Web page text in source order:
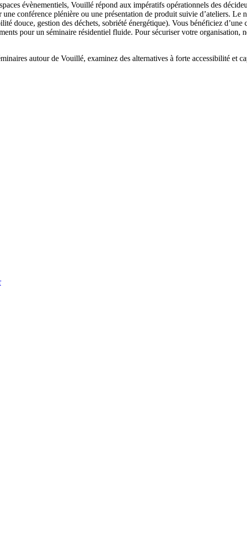
évènementiels, Vouillé répond aux impératifs opérationnels des
conférence plénière ou une présentation de produit suivie d’ateliers.
douce, gestion des déchets, sobriété énergétique). Vous bénéficiez
pour un séminaire résidentiel fluide. Pour sécuriser votre
autour de Vouillé, examinez des alternatives à forte accessibilité et